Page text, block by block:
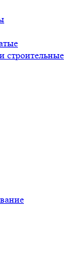
строительные